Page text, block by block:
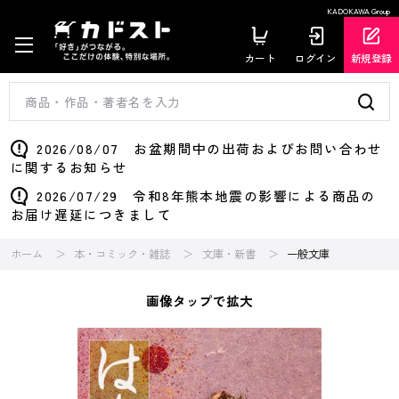
KADOKAWA Group
カート ログイン 新規登録
2026/08/07 お盆期間中の出荷およびお問い合わせ
に関するお知らせ
2026/07/29 令和8年熊本地震の影響による商品の
お届け遅延につきまして
ホーム 本・コミック・雑誌 文庫・新書 一般文庫
画像タップで拡大